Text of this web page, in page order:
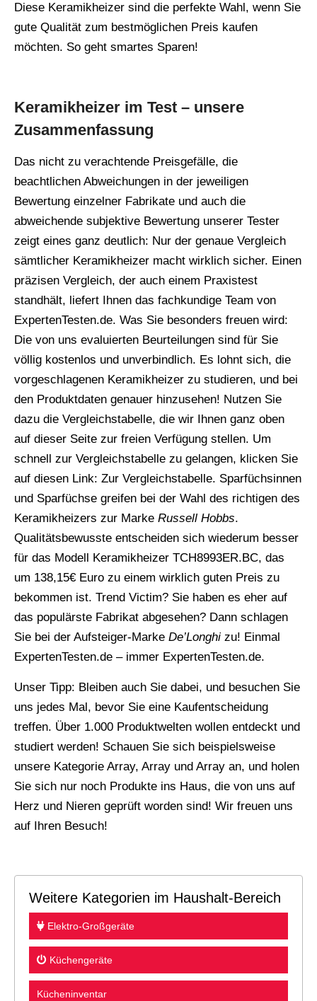
Diese Keramikheizer sind die perfekte Wahl, wenn Sie
gute Qualität zum bestmöglichen Preis kaufen
möchten. So geht smartes Sparen!
Keramikheizer im Test – unsere
Zusammenfassung
Das nicht zu verachtende Preisgefälle, die
beachtlichen Abweichungen in der jeweiligen
Bewertung einzelner Fabrikate und auch die
abweichende subjektive Bewertung unserer Tester
zeigt eines ganz deutlich: Nur der genaue Vergleich
sämtlicher Keramikheizer macht wirklich sicher. Einen
präzisen Vergleich, der auch einem Praxistest
standhält, liefert Ihnen das fachkundige Team von
ExpertenTesten.de. Was Sie besonders freuen wird:
Die von uns evaluierten Beurteilungen sind für Sie
völlig kostenlos und unverbindlich. Es lohnt sich, die
vorgeschlagenen Keramikheizer zu studieren, und bei
den Produktdaten genauer hinzusehen! Nutzen Sie
dazu die Vergleichstabelle, die wir Ihnen ganz oben
auf dieser Seite zur freien Verfügung stellen. Um
schnell zur Vergleichstabelle zu gelangen, klicken Sie
auf diesen Link: Zur Vergleichstabelle. Sparfüchsinnen
und Sparfüchse greifen bei der Wahl des richtigen des
Keramikheizers zur Marke Russell Hobbs.
Qualitätsbewusste entscheiden sich wiederum besser
für das Modell Keramikheizer TCH8993ER.BC, das
um 138,15€ Euro zu einem wirklich guten Preis zu
bekommen ist. Trend Victim? Sie haben es eher auf
das populärste Fabrikat abgesehen? Dann schlagen
Sie bei der Aufsteiger-Marke De’Longhi zu! Einmal
ExpertenTesten.de – immer ExpertenTesten.de.
Unser Tipp: Bleiben auch Sie dabei, und besuchen Sie
uns jedes Mal, bevor Sie eine Kaufentscheidung
treffen. Über 1.000 Produktwelten wollen entdeckt und
studiert werden! Schauen Sie sich beispielsweise
unsere Kategorie Array, Array und Array an, und holen
Sie sich nur noch Produkte ins Haus, die von uns auf
Herz und Nieren geprüft worden sind! Wir freuen uns
auf Ihren Besuch!
Weitere Kategorien im Haushalt-Bereich
Elektro-Großgeräte
Küchengeräte
Kücheninventar